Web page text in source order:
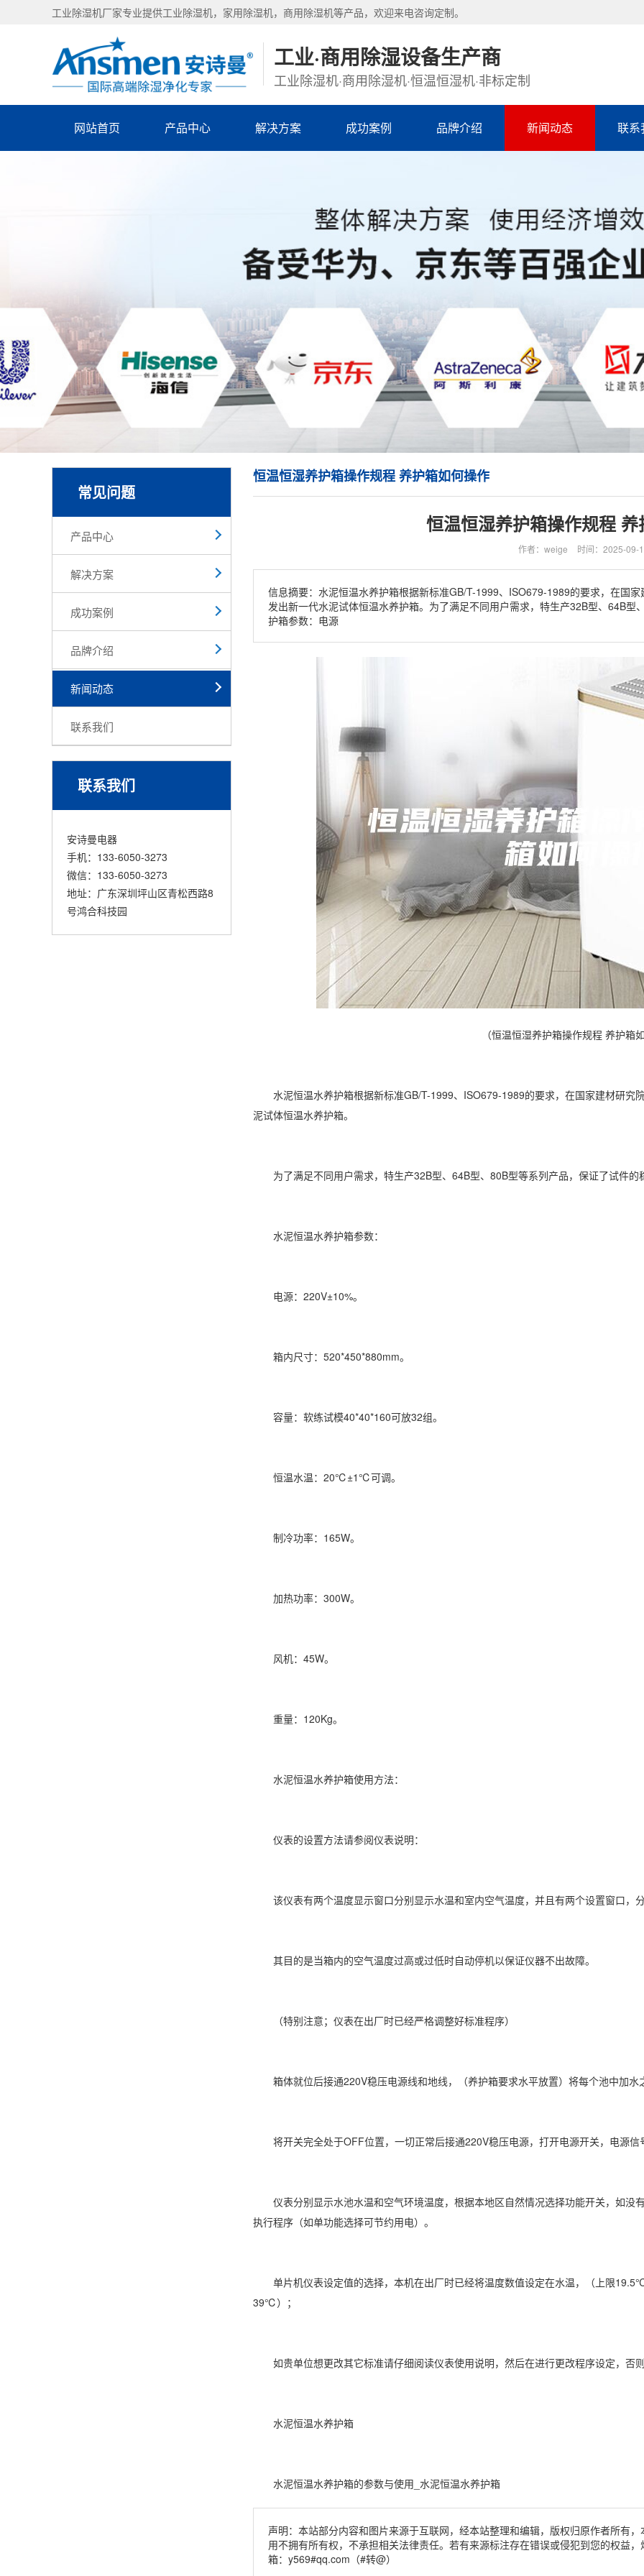
工业除湿机厂家专业提供工业除湿机，家用除湿机，商用除湿机等产品，欢迎来电咨询定制。
工业·商用除湿设备生产商
工业除湿机·商用除湿机·恒温恒湿机·非标定制
网站首页 产品中心 解决方案 成功案例 品牌介绍 新闻动态 联系
常见问题
产品中心
解决方案
成功案例
品牌介绍
新闻动态
联系我们
联系我们
安诗曼电器
手机：133-6050-3273
微信：133-6050-3273
地址：广东深圳坪山区青松西路8
号鸿合科技园
恒温恒湿养护箱操作规程 养护箱如何操作
恒温恒湿养护箱操作规程
作者：weige 时间：2025-09-
信息摘要：水泥恒温水养护箱根据新标准GB/T-1999、ISO679-1989的要求，在国
发出新一代水泥试体恒温水养护箱。为了满足不同用户需求，特生产32B型、64B
护箱参数：电源
（恒温恒湿养护箱操作规程 养护箱
水泥恒温水养护箱根据新标准GB/T-1999、ISO679-1989的要求，在国家建材研究
泥试体恒温水养护箱。
为了满足不同用户需求，特生产32B型、64B型、80B型等系列产品，保证了试件的
水泥恒温水养护箱参数：
电源：220V±10%。
箱内尺寸：520*450*880mm。
容量：软练试模40*40*160可放32组。
恒温水温：20℃±1℃可调。
制冷功率：165W。
加热功率：300W。
风机：45W。
重量：120Kg。
水泥恒温水养护箱使用方法：
仪表的设置方法请参阅仪表说明：
该仪表有两个温度显示窗口分别显示水温和室内空气温度，并且有两个设置窗口，
其目的是当箱内的空气温度过高或过低时自动停机以保证仪器不出故障。
（特别注意；仪表在出厂时已经严格调整好标准程序）
箱体就位后接通220V稳压电源线和地线，（养护箱要求水平放置）将每个池中加水
将开关完全处于OFF位置，一切正常后接通220V稳压电源，打开电源开关，电源信
仪表分别显示水池水温和空气环境温度，根据本地区自然情况选择功能开关，如没
执行程序（如单功能选择可节约用电）。
单片机仪表设定值的选择，本机在出厂时已经将温度数值设定在水温，（上限
39℃）；
如贵单位想更改其它标准请仔细阅读仪表使用说明，然后在进行更改程序设定，否
水泥恒温水养护箱
水泥恒温水养护箱的参数与使用_水泥恒温水养护箱
声明：本站部分内容和图片来源于互联网，经本站整理和编辑，版权归原作者所有
用不拥有所有权，不承担相关法律责任。若有来源标注存在错误或侵犯到您的权益
箱：y569#qq.com（#转@）